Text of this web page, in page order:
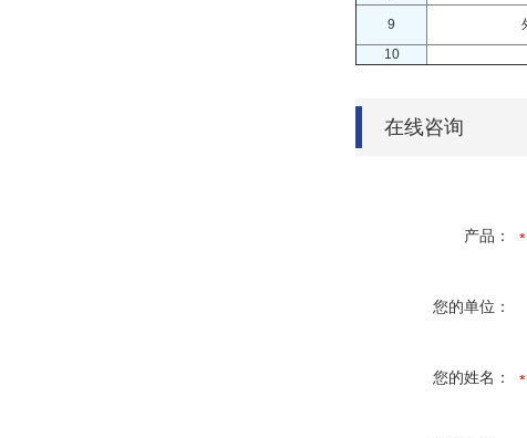
9
10
在线咨询
产品：
您的单位：
您的姓名：